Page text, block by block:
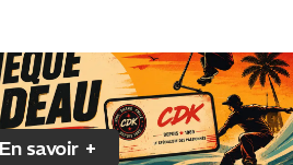
En savoir +